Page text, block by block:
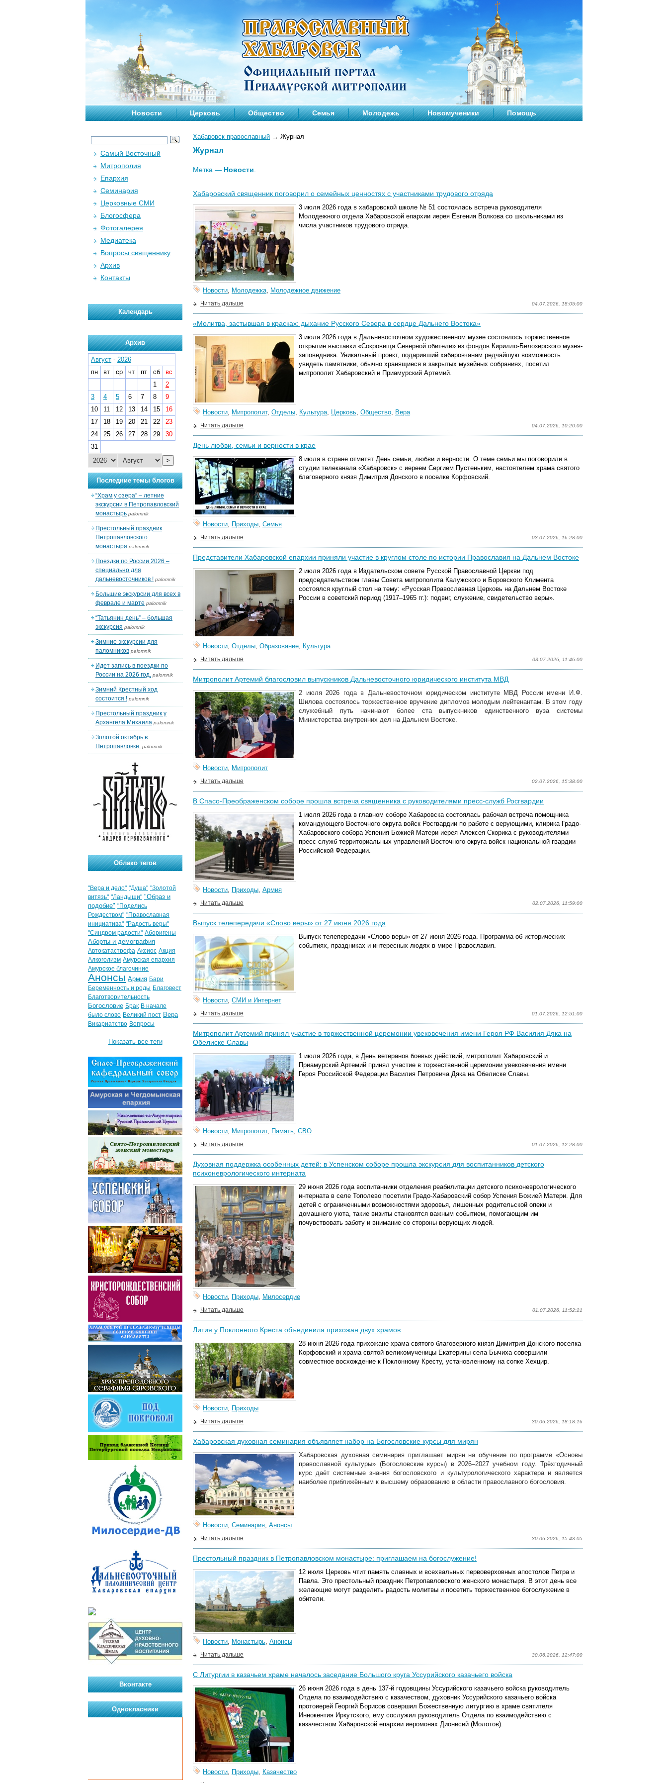
Новости Церковь Общество Семья Молодежь Новомученики Помощь
Хабаровск православный → Журнал
Журнал
Метка — Новости
Хабаровский священник поговорил о семейных ценностях с участниками трудового отряда
3 июля 2026 года в хабаровской школе № 51 состоялась встреча руководителя
Молодежного отдела Хабаровской епархии иерея Евгения Волкова со школьниками из
числа участников трудового отряда.
Новости, Молодежка, Молодежное движение
04.07.2026, 18:05:00
Читать дальше
«Молитва, застывшая в красках: дыхание Русского Севера в сердце Дальнего Востока»
3 июля 2026 года в Дальневосточном художественном музее состоялось торжественное
открытие выставки «Сокровища Северной обители» из фондов Кирилло-Белозерского музея-
заповедника. Уникальный проект, подаривший хабаровчанам редчайшую возможность
увидеть памятники, обычно хранящиеся в закрытых музейных собраниях, посетил
митрополит Хабаровский и Приамурский Артемий.
Новости, Митрополит, Отделы, Культура, Церковь, Общество, Вера
04.07.2026, 10:20:00
Читать дальше
День любви, семьи и верности в крае
8 июля в стране отметят День семьи, любви и верности. О теме семьи мы поговорили в
студии телеканала «Хабаровск» с иереем Сергием Пустеньким, настоятелем храма святого
благоверного князя Димитрия Донского в поселке Корфовский.
Новости, Приходы, Семья
03.07.2026, 16:28:00
Читать дальше
Представители Хабаровской епархии приняли участие в круглом столе по истории Православия на Дальнем Востоке
2 июля 2026 года в Издательском совете Русской Православной Церкви под
председательством главы Совета митрополита Калужского и Боровского Климента
состоялся круглый стол на тему: «Русская Православная Церковь на Дальнем Востоке
России в советский период (1917–1965 гг.): подвиг, служение, свидетельство веры».
Новости, Отделы, Образование, Культура
03.07.2026, 11:46:00
Читать дальше
Митрополит Артемий благословил выпускников Дальневосточного юридического института МВД
2 июля 2026 года в Дальневосточном юридическом институте МВД России имени И.Ф.
Шилова состоялось торжественное вручение дипломов молодым лейтенантам. В этом году
служебный путь начинают более ста выпускников единственного вуза системы
Министерства внутренних дел на Дальнем Востоке.
Новости, Митрополит
02.07.2026, 15:38:00
Читать дальше
В Спасо-Преображенском соборе прошла встреча священника с руководителями пресс-служб Росгвардии
1 июля 2026 года в главном соборе Хабаровска состоялась рабочая встреча помощника
командующего Восточного округа войск Росгвардии по работе с верующими, клирика Градо-
Хабаровского собора Успения Божией Матери иерея Алексея Скорика с руководителями
пресс-служб территориальных управлений Восточного округа войск национальной гвардии
Российской Федерации.
Новости, Приходы, Армия
02.07.2026, 11:59:00
Читать дальше
Выпуск телепередачи «Слово веры» от 27 июня 2026 года
Выпуск телепередачи «Слово веры» от 27 июня 2026 года. Программа об исторических
событиях, праздниках и интересных людях в мире Православия.
Новости, СМИ и Интернет
01.07.2026, 12:51:00
Читать дальше
Митрополит Артемий принял участие в торжественной церемонии увековечения имени Героя РФ Василия Дяка на
Обелиске Славы
1 июля 2026 года, в День ветеранов боевых действий, митрополит Хабаровский и
Приамурский Артемий принял участие в торжественной церемонии увековечения имени
Героя Российской Федерации Василия Петровича Дяка на Обелиске Славы.
Новости, Митрополит, Память, СВО
01.07.2026, 12:28:00
Читать дальше
Духовная поддержка особенных детей: в Успенском соборе прошла экскурсия для воспитанников детского
психоневрологического интерната
29 июня 2026 года воспитанники отделения реабилитации детского психоневрологического
интерната в селе Тополево посетили Градо-Хабаровский собор Успения Божией Матери. Для
детей с ограниченными возможностями здоровья, лишенных родительской опеки и
домашнего уюта, такие визиты становятся важным событием, помогающим им
почувствовать заботу и внимание со стороны верующих людей.
Новости, Приходы, Милосердие
01.07.2026, 11:52:21
Читать дальше
Лития у Поклонного Креста объединила прихожан двух храмов
28 июня 2026 года прихожане храма святого благоверного князя Димитрия Донского поселка
Корфовский и храма святой великомученицы Екатерины села Бычиха совершили
совместное восхождение к Поклонному Кресту, установленному на сопке Хехцир.
Новости, Приходы
30.06.2026, 18:18:16
Читать дальше
Хабаровская духовная семинария объявляет набор на Богословские курсы для мирян
Хабаровская духовная семинария приглашает мирян на обучение по программе «Основы
православной культуры» (Богословские курсы) в 2026–2027 учебном году. Трёхгодичный
курс даёт системные знания богословского и культурологического характера и является
наиболее приближённым к высшему образованию в области православного богословия.
Новости, Семинария, Анонсы
30.06.2026, 15:43:05
Читать дальше
Престольный праздник в Петропавловском монастыре: приглашаем на богослужение!
12 июля Церковь чтит память славных и всехвальных первоверховных апостолов Петра и
Павла. Это престольный праздник Петропавловского женского монастыря. В этот день все
желающие могут разделить радость молитвы и посетить торжественное богослужение в
обители.
Новости, Монастырь, Анонсы
30.06.2026, 12:47:00
Читать дальше
С Литургии в казачьем храме началось заседание Большого круга Уссурийского казачьего войска
26 июня 2026 года в день 137-й годовщины Уссурийского казачьего войска руководитель
Отдела по взаимодействию с казачеством, духовник Уссурийского казачьего войска
протоиерей Георгий Борисов совершил Божественную литургию в храме святителя
Иннокентия Иркутского, ему сослужил руководитель Отдела по взаимодействию с
казачеством Хабаровской епархии иеромонах Дионисий (Молотов).
Новости, Приходы, Казачество
Самый Восточный
Митрополия
Епархия
Семинария
Церковные СМИ
Блогосфера
Фотогалерея
Медиатека
Вопросы священнику
Архив
Контакты
Календарь
Архив
Август - 2026
пн
вт ср чт пт сб
вс
1
2
3
4 5 6 7 8
9
10
11 12 13 14 15
16
17
18 19 20 21 22
23
24
25 26 27 28 29
30
31
>
Последние темы блогов
“Храм у озера” – летние
экскурсии в Петропавловский
монастырь palomnik
Престольный праздник
Петропавловского
монастыря palomnik
Поездки по России 2026 –
специально для
дальневосточников ! palomnik
Большие экскурсии для всех в
феврале и марте palomnik
“Татьянин день” – большая
экскурсия palomnik
Зимние экскурсии для
паломников palomnik
Идет запись в поездки по
России на 2026 год. palomnik
Зимний Крестный ход
состоится ! palomnik
Престольный праздник у
Архангела Михаила palomnik
Золотой октябрь в
Петропавловке. palomnik
Облако тегов
"Вера и дело" "Душа" "Золотой
витязь" "Ландыши" "Образ и
подобие" "Поделись
Рождеством" "Православная
инициатива" "Радость веры"
"Синдром радости" Аборигены
Аборты и демография
Автокатастрофа Аксиос Акция
Алкоголизм Амурская епархия
Амурское благочиние
Анонсы Армия Бари
Беременность и роды Благовест
Благотворительность
Богословие Брак В начале
было слово Великий пост Вера
Викариатство Вопросы
Показать все теги
Вконтакте
Однокласники